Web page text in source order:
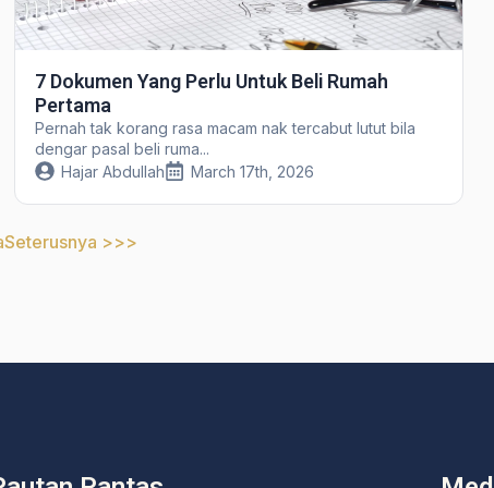
7 Dokumen Yang Perlu Untuk Beli Rumah
Pertama
Pernah tak korang rasa macam nak tercabut lutut bila
dengar pasal beli ruma...
Hajar Abdullah
March 17th, 2026
Seterusnya >>>